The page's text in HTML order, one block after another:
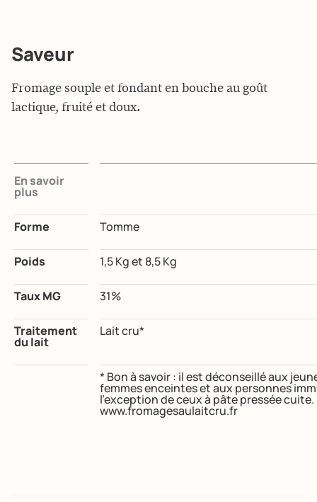
Saveur
Fromage souple et fondant en bouche au goût
lactique, fruité et doux.
En savoir
plus
Forme Tomme
Poids 1,5 Kg et 8,5 Kg
Taux MG 31%
Traitement
du lait
Lait cru*
* Bon à savoir : il est déconseillé aux
femmes enceintes et aux personnes
l’exception de ceux à pâte pressée
www.fromagesaulaitcru.fr